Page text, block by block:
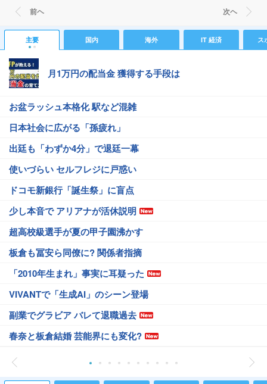
前ヘ 次ヘ
主要 国内 海外 IT 経済 ス
月1万円の配当金 獲得する手段は
お盆ラッシュ本格化 駅など混雑
日本社会に広がる「孫疲れ」
出廷も「わずか4分」で退廷一幕
使いづらい セルフレジに戸惑い
ドコモ新銀行「誕生祭」に盲点
少し本音で アリアナが活休説明
超高校級選手が夏の甲子園沸かす
板倉も冨安ら同僚に? 関係者指摘
「2010年生まれ」事実に耳疑った
VIVANTで「生成AI」のシーン登場
副業でグラビア バレて退職過去
春奈と板倉結婚 芸能界にも変化?